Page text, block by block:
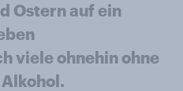
Ostern auf ein
viele ohnehin ohne